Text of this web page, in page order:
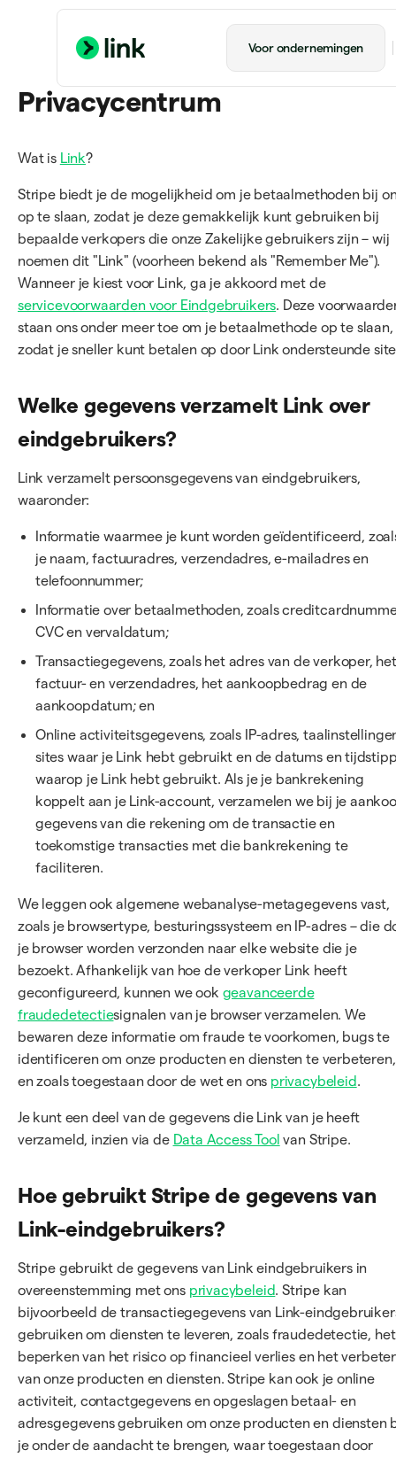
Voor ondernemingen
Privacycentrum
Wat is Link?
Stripe biedt je de mogelijkheid om je betaalmethoden bij
op te slaan, zodat je deze gemakkelijk kunt gebruiken bij
bepaalde verkopers die onze Zakelijke gebruikers zijn – wij
noemen dit "Link" (voorheen bekend als "Remember Me").
Wanneer je kiest voor Link, ga je akkoord met de
servicevoorwaarden voor Eindgebruikers. Deze
staan ons onder meer toe om je betaalmethode op te slaan,
zodat je sneller kunt betalen op door Link ondersteunde
Welke gegevens verzamelt Link over
eindgebruikers?
Link verzamelt persoonsgegevens van eindgebruikers,
waaronder:
Informatie waarmee je kunt worden geïdentificeerd,
je naam, factuuradres, verzendadres, e-mailadres en
telefoonnummer;
Informatie over betaalmethoden, zoals
CVC en vervaldatum;
Transactiegegevens, zoals het adres van de verkoper, het
factuur- en verzendadres, het aankoopbedrag en de
aankoopdatum; en
Online activiteitsgegevens, zoals IP-adres,
sites waar je Link hebt gebruikt en de datums en
waarop je Link hebt gebruikt. Als je je bankrekening
koppelt aan je Link-account, verzamelen we bij je
gegevens van die rekening om de transactie en
toekomstige transacties met die bankrekening te
faciliteren.
We leggen ook algemene webanalyse-metagegevens vast,
zoals je browsertype, besturingssysteem en IP-adres – die
je browser worden verzonden naar elke website die je
bezoekt. Afhankelijk van hoe de verkoper Link heeft
geconfigureerd, kunnen we ook geavanceerde
fraudedetectiesignalen van je browser verzamelen. We
bewaren deze informatie om fraude te voorkomen, bugs te
identificeren om onze producten en diensten te verbeteren,
en zoals toegestaan door de wet en ons privacybeleid.
Je kunt een deel van de gegevens die Link van je heeft
verzameld, inzien via de Data Access Tool van Stripe.
Hoe gebruikt Stripe de gegevens van
Link-eindgebruikers?
Stripe gebruikt de gegevens van Link eindgebruikers in
overeenstemming met ons privacybeleid. Stripe kan
bijvoorbeeld de transactiegegevens van Link-
gebruiken om diensten te leveren, zoals fraudedetectie, het
beperken van het risico op financieel verlies en het
van onze producten en diensten. Stripe kan ook je online
activiteit, contactgegevens en opgeslagen betaal- en
adresgegevens gebruiken om onze producten en diensten
je onder de aandacht te brengen, waar toegestaan door